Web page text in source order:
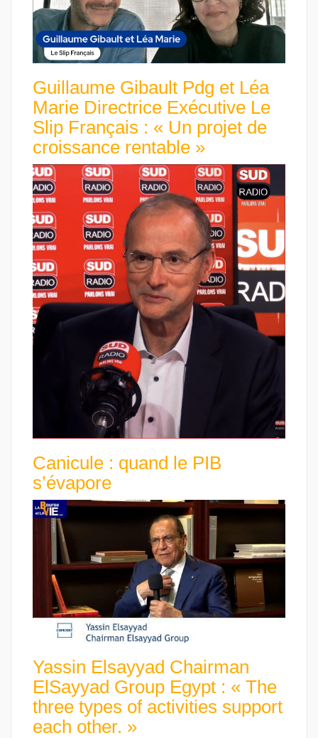
Guillaume Gibault Pdg et Léa
Marie Directrice Exécutive Le
Slip Français : « Un projet de
croissance rentable »
Canicule : quand le PIB
s’évapore
Yassin Elsayyad Chairman
ElSayyad Group Egypt : « The
three types of activities support
each other. »